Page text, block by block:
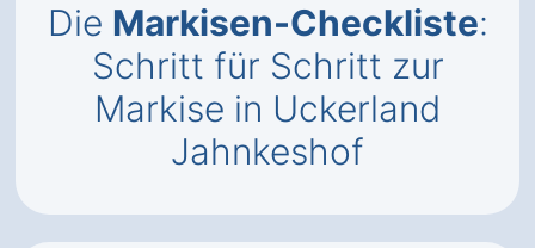
Die Markisen-Checkliste:
Schritt für Schritt zur
Markise in Uckerland
Jahnkeshof